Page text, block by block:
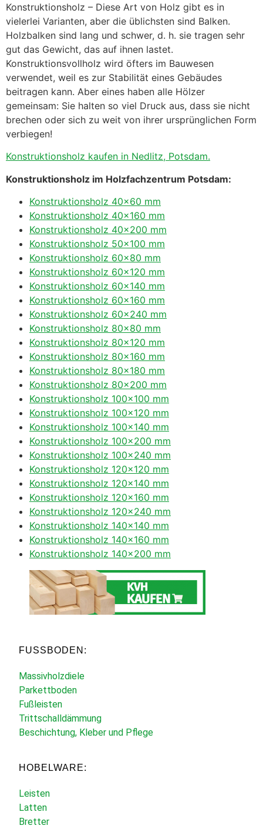
Konstruktionsholz – Diese Art von Holz gibt es in
vielerlei Varianten, aber die üblichsten sind Balken.
Holzbalken sind lang und schwer, d. h. sie tragen sehr
gut das Gewicht, das auf ihnen lastet.
Konstruktionsvollholz wird öfters im Bauwesen
verwendet, weil es zur Stabilität eines Gebäudes
beitragen kann. Aber eines haben alle Hölzer
gemeinsam: Sie halten so viel Druck aus, dass sie nicht
brechen oder sich zu weit von ihrer ursprünglichen Form
verbiegen!
Konstruktionsholz kaufen in Nedlitz, Potsdam.
Konstruktionsholz im Holzfachzentrum Potsdam:
Konstruktionsholz 40×60 mm
Konstruktionsholz 40×160 mm
Konstruktionsholz 40×200 mm
Konstruktionsholz 50×100 mm
Konstruktionsholz 60×80 mm
Konstruktionsholz 60×120 mm
Konstruktionsholz 60×140 mm
Konstruktionsholz 60×160 mm
Konstruktionsholz 60×240 mm
Konstruktionsholz 80×80 mm
Konstruktionsholz 80×120 mm
Konstruktionsholz 80×160 mm
Konstruktionsholz 80×180 mm
Konstruktionsholz 80×200 mm
Konstruktionsholz 100×100 mm
Konstruktionsholz 100×120 mm
Konstruktionsholz 100×140 mm
Konstruktionsholz 100×200 mm
Konstruktionsholz 100×240 mm
Konstruktionsholz 120×120 mm
Konstruktionsholz 120×140 mm
Konstruktionsholz 120×160 mm
Konstruktionsholz 120×240 mm
Konstruktionsholz 140×140 mm
Konstruktionsholz 140×160 mm
Konstruktionsholz 140×200 mm
FUSSBODEN:
Massivholzdiele
Parkettboden
Fußleisten
Trittschalldämmung
Beschichtung, Kleber und Pflege
HOBELWARE:
Leisten
Latten
Bretter